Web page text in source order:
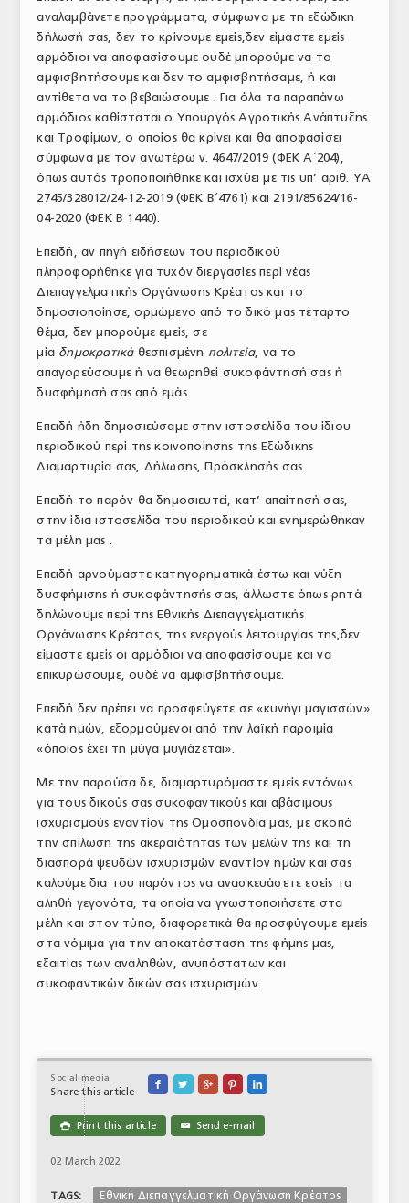
αναλαμβάνετε προγράμματα, σύμφωνα με τη εξώδικη
δήλωσή σας, δεν το κρίνουμε εμείς,δεν είμαστε εμείς
αρμόδιοι να αποφασίσουμε ουδέ μπορούμε να το
αμφισβητήσουμε και δεν το αμφισβητήσαμε, ή και
αντίθετα να το βεβαιώσουμε . Για όλα τα παραπάνω
αρμόδιος καθίσταται ο Υπουργός Αγροτικής Ανάπτυξης
και Τροφίμων, ο οποίος θα κρίνει και θα αποφασίσει
σύμφωνα με τον ανωτέρω ν. 4647/2019 (ΦΕΚ Α΄204),
όπως αυτός τροποποιήθηκε και ισχύει με τις υπ’ αριθ. ΥΑ
2745/328012/24-12-2019 (ΦΕΚ Β΄4761) και 2191/85624/16-
04-2020 (ΦΕΚ Β 1440).
Επειδή, αν πηγή ειδήσεων του περιοδικού
πληροφορήθηκε για τυχόν διεργασίες περί νέας
Διεπαγγελματικής Οργάνωσης Κρέατος και το
δημοσιοποίησε, ορμώμενο από το δικό μας τέταρτο
θέμα, δεν μπορούμε εμείς, σε
μία δημοκρατικάθεσπισμένη πολιτεία, να το
απαγορεύσουμε ή να θεωρηθεί συκοφάντησή σας ή
δυσφήμησή σας από εμάς.
Επειδή ήδη δημοσιεύσαμε στην ιστοσελίδα του ίδιου
περιοδικού περί της κοινοποίησης της Εξώδικης
Διαμαρτυρία σας, Δήλωσης, Πρόσκλησής σας.
Επειδή το παρόν θα δημοσιευτεί, κατ’ απαίτησή σας,
στην ίδια ιστοσελίδα του περιοδικού και ενημερώθηκαν
τα μέλη μας .
Επειδή αρνούμαστε κατηγορηματικά έστω και νύξη
δυσφήμισης ή συκοφάντησής σας, άλλωστε όπως ρητά
δηλώνουμε περί της Εθνικής Διεπαγγελματικής
Οργάνωσης Κρέατος, της ενεργούς λειτουργίας της,δεν
είμαστε εμείς οι αρμόδιοι να αποφασίσουμε και να
επικυρώσουμε, ουδέ να αμφισβητήσουμε.
Επειδή δεν πρέπει να προσφεύγετε σε «κυνήγι μαγισσών»
κατά ημών, εξορμούμενοι από την λαϊκή παροιμία
«όποιος έχει τη μύγα μυγιάζεται».
Με την παρούσα δε, διαμαρτυρόμαστε εμείς εντόνως
για τους δικούς σας συκοφαντικούς και αβάσιμους
ισχυρισμούς εναντίον της Ομοσπονδία μας, με σκοπό
την σπίλωση της ακεραιότητας των μελών της και τη
διασπορά ψευδών ισχυρισμών εναντίον ημών και σας
καλούμε δια του παρόντος να ανασκευάσετε εσείς τα
αληθή γεγονότα, τα οποία να γνωστοποιήσετε στα
μέλη και στον τύπο, διαφορετικά θα προσφύγουμε εμείς
στα νόμιμα για την αποκατάσταση της φήμης μας,
εξαιτίας των αναληθών, ανυπόστατων και
συκοφαντικών δικών σας ισχυρισμών.
Social media
Share this article
    
 Print this article ✉ Send e-mail
02 March 2022
TAGS:
Εθνική Διεπαγγελματική Οργάνωση Κρέατος